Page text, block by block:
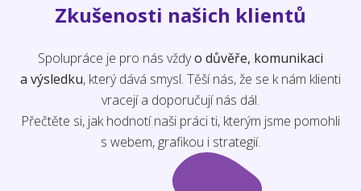
Zkušenosti našich klientů
Spolupráce je pro nás vždyo důvěře, komunikaci
a výsledku, který dává smysl. Těší nás, že se k nám klienti
vracejí a doporučují nás dál.
Přečtěte si, jak hodnotí naši práci ti, kterým jsme pomohli
s webem, grafikou i strategií.